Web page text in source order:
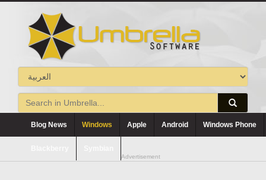
Blog News Windows Apple Android Windows Phone
Advertisement